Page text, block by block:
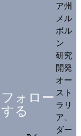
フォロー
する
ア州
メル
ボル
ン
研究
開発
オー
スト
ラリ
ア、
ダー